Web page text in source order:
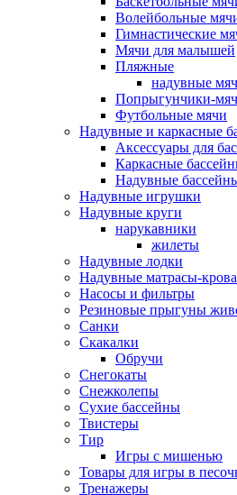
Волейбольные
Гимнастические
Мячи для малышей
Пляжные
надувные
Попрыгунчики-
Футбольные мячи
Надувные и каркасные
Аксессуары для
Каркасные
Надувные
Надувные игрушки
Надувные круги
нарукавники
жилеты
Надувные лодки
Надувные матрасы-
Насосы и фильтры
Резиновые прыгуны
Санки
Скакалки
Обручи
Снегокаты
Снежколепы
Сухие бассейны
Твистеры
Тир
Игры с мишенью
Товары для игры в
Тренажеры